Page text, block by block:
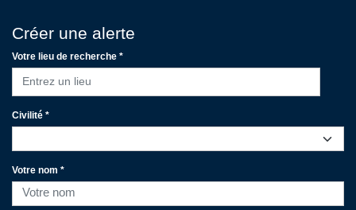
Créer une alerte
Votre lieu de recherche *
Entrez un lieu
Civilité *
Votre nom *